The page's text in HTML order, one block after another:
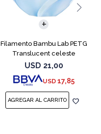
Filamento Bambu Lab PETG
Translucent celeste
USD 21,00
USD 17,85